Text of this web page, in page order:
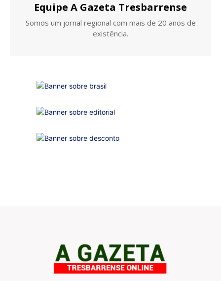
Equipe A Gazeta Tresbarrense
Somos um jornal regional com mais de 20 anos de
existência.